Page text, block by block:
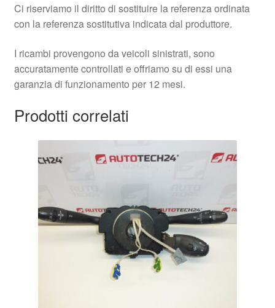
Ci riserviamo il diritto di sostituire la referenza ordinata
con la referenza sostitutiva indicata dal produttore.
I ricambi provengono da veicoli sinistrati, sono
accuratamente controllati e offriamo su di essi una
garanzia di funzionamento per 12 mesi.
Prodotti correlati